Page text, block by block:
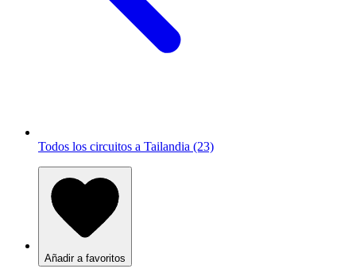
Todos los circuitos a Tailandia (23)
Añadir a favoritos